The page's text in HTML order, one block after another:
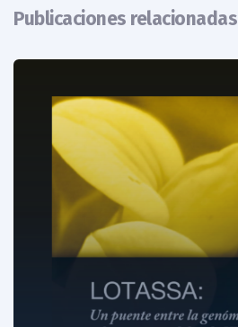
Publicaciones relacionadas